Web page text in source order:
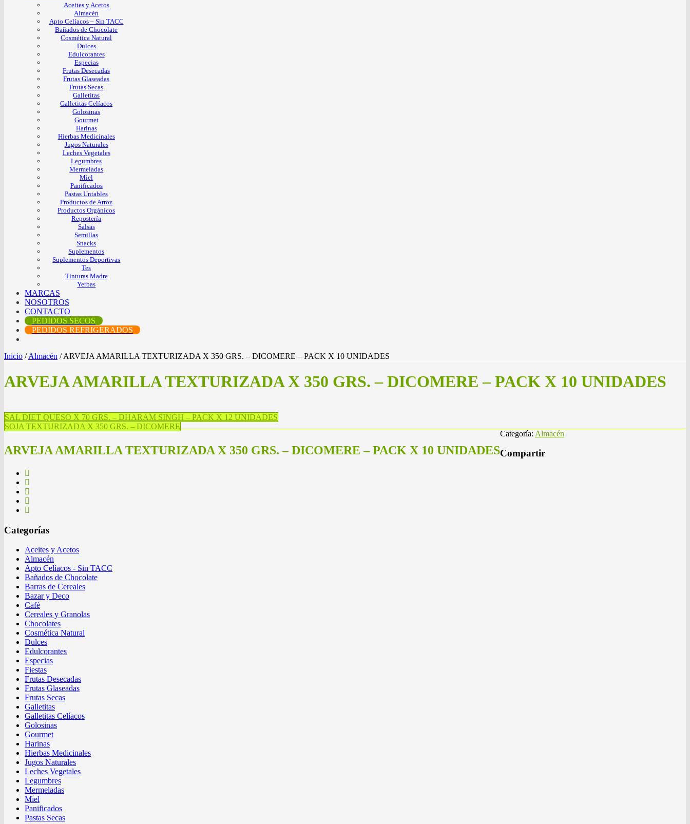
Aceites y Acetos
Almacén
Apto Celíacos – Sin TACC
Bañados de Chocolate
Cosmética Natural
Dulces
Edulcorantes
Especias
Frutas Desecadas
Frutas Glaseadas
Frutas Secas
Galletitas
Galletitas Celíacos
Golosinas
Gourmet
Harinas
Hierbas Medicinales
Jugos Naturales
Leches Vegetales
Legumbres
Mermeladas
Miel
Panificados
Pastas Untables
Productos de Arroz
Productos Orgánicos
Repostería
Salsas
Semillas
Snacks
Suplementos
Suplementos Deportivas
Tes
Tinturas Madre
Yerbas
MARCAS
NOSOTROS
CONTACTO
PEDIDOS SECOS
PEDIDOS REFRIGERADOS
Inicio / Almacén /ARVEJA AMARILLA TEXTURIZADA X 350 GRS. – DICOMERE – PACK X 10 UNIDADES
ARVEJA AMARILLA TEXTURIZADA X 350 GRS. – DICOMERE – PACK X 10 UNIDADES
SAL DIET QUESO X 70 GRS. – DHARAM SINGH – PACK X 12 UNIDADES
SOJA TEXTURIZADA X 350 GRS. – DICOMERE
ARVEJA AMARILLA TEXTURIZADA X 350 GRS. – DICOMERE – PACK X 10 UNIDADES
Categoría: Almacén
Compartir
Categorías
Aceites y Acetos
Almacén
Apto Celíacos - Sin TACC
Bañados de Chocolate
Barras de Cereales
Bazar y Deco
Café
Cereales y Granolas
Chocolates
Cosmética Natural
Dulces
Edulcorantes
Especias
Fiestas
Frutas Desecadas
Frutas Glaseadas
Frutas Secas
Galletitas
Galletitas Celíacos
Golosinas
Gourmet
Harinas
Hierbas Medicinales
Jugos Naturales
Leches Vegetales
Legumbres
Mermeladas
Miel
Panificados
Pastas Secas